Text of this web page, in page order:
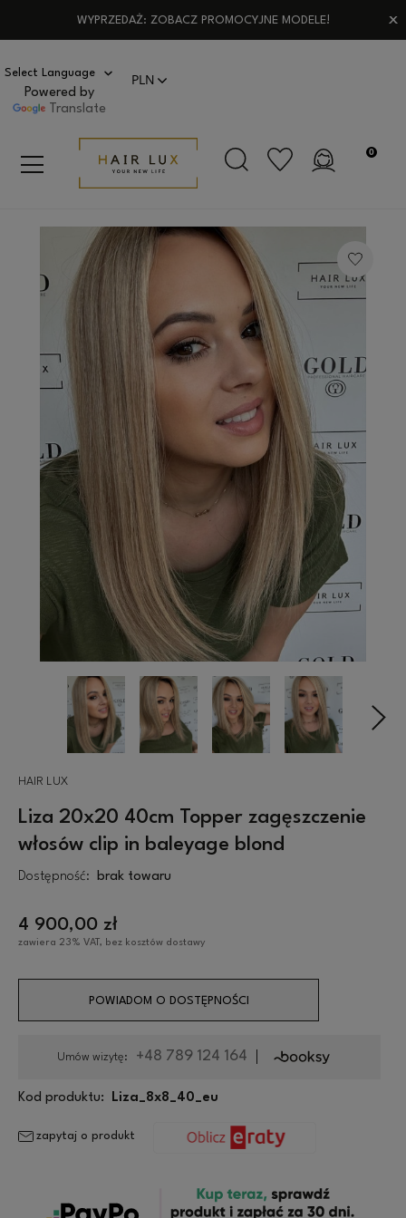
WYPRZEDAŻ: ZOBACZ PROMOCYJNE MODELE!
Powered by
Translate
HAIR LUX
Liza 20x20 40cm Topper zagęszczenie
włosów clip in baleyage blond
Dostępność: brak towaru
4 900,00 zł
zawiera 23% VAT, bez kosztów dostawy
POWIADOM O DOSTĘPNOŚCI
Umów wizytę: +48 789 124 164
Kod produktu: Liza_8x8_40_eu
zapytaj o produkt